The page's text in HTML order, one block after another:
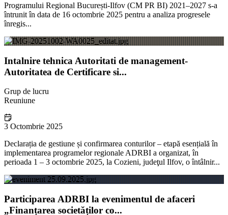
Programului Regional București-Ilfov (CM PR BI) 2021–2027 s-a
întrunit în data de 16 octombrie 2025 pentru a analiza progresele
înregis...
Intalnire tehnica Autoritati de management-
Autoritatea de Certificare si...
Grup de lucru
Reuniune
3 Octombrie 2025
Declarația de gestiune și confirmarea conturilor – etapă esențială în
implementarea programelor regionale ADRBI a organizat, în
perioada 1 – 3 octombrie 2025, la Cozieni, judeţul Ilfov, o întâlnir...
Participarea ADRBI la evenimentul de afaceri
„Finanțarea societăților co...